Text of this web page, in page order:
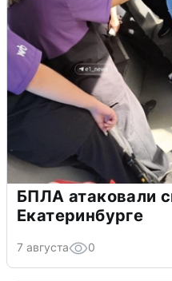
БПЛА атаковали
Екатеринбурге
7 августа 0